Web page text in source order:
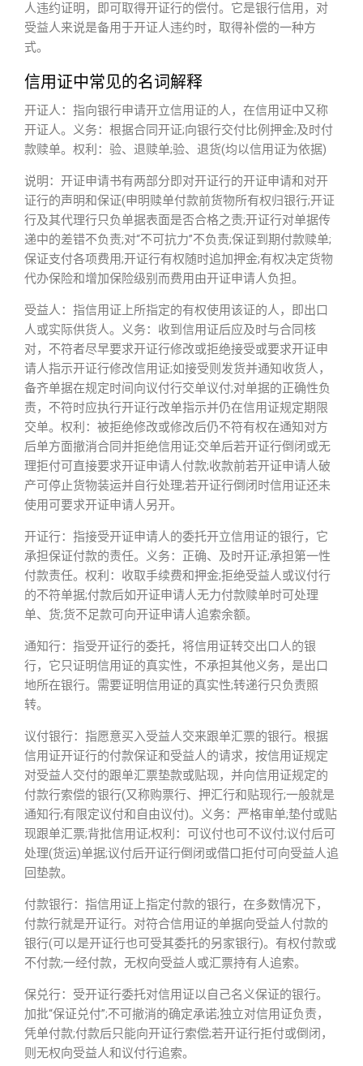
人违约证明，即可取得开证行的偿付。它是银行信用，对
受益人来说是备用于开证人违约时，取得补偿的一种方
式。
信用证中常见的名词解释
开证人：指向银行申请开立信用证的人，在信用证中又称
开证人。义务：根据合同开证;向银行交付比例押金;及时付
款赎单。权利：验、退赎单;验、退货(均以信用证为依据)
说明：开证申请书有两部分即对开证行的开证申请和对开
证行的声明和保证(申明赎单付款前货物所有权归银行;开证
行及其代理行只负单据表面是否合格之责;开证行对单据传
递中的差错不负责;对“不可抗力”不负责;保证到期付款赎单;
保证支付各项费用;开证行有权随时追加押金;有权决定货物
代办保险和增加保险级别而费用由开证申请人负担。
受益人：指信用证上所指定的有权使用该证的人，即出口
人或实际供货人。义务：收到信用证后应及时与合同核
对，不符者尽早要求开证行修改或拒绝接受或要求开证申
请人指示开证行修改信用证;如接受则发货并通知收货人，
备齐单据在规定时间向议付行交单议付;对单据的正确性负
责，不符时应执行开证行改单指示并仍在信用证规定期限
交单。权利：被拒绝修改或修改后仍不符有权在通知对方
后单方面撤消合同并拒绝信用证;交单后若开证行倒闭或无
理拒付可直接要求开证申请人付款;收款前若开证申请人破
产可停止货物装运并自行处理;若开证行倒闭时信用证还未
使用可要求开证申请人另开。
开证行：指接受开证申请人的委托开立信用证的银行，它
承担保证付款的责任。义务：正确、及时开证;承担第一性
付款责任。权利：收取手续费和押金;拒绝受益人或议付行
的不符单据;付款后如开证申请人无力付款赎单时可处理
单、货;货不足款可向开证申请人追索余额。
通知行：指受开证行的委托，将信用证转交出口人的银
行，它只证明信用证的真实性，不承担其他义务，是出口
地所在银行。需要证明信用证的真实性;转递行只负责照
转。
议付银行：指愿意买入受益人交来跟单汇票的银行。根据
信用证开证行的付款保证和受益人的请求，按信用证规定
对受益人交付的跟单汇票垫款或贴现，并向信用证规定的
付款行索偿的银行(又称购票行、押汇行和贴现行;一般就是
通知行;有限定议付和自由议付)。义务：严格审单;垫付或贴
现跟单汇票;背批信用证;权利：可议付也可不议付;议付后可
处理(货运)单据;议付后开证行倒闭或借口拒付可向受益人追
回垫款。
付款银行：指信用证上指定付款的银行，在多数情况下，
付款行就是开证行。对符合信用证的单据向受益人付款的
银行(可以是开证行也可受其委托的另家银行)。有权付款或
不付款;一经付款，无权向受益人或汇票持有人追索。
保兑行：受开证行委托对信用证以自己名义保证的银行。
加批“保证兑付”;不可撤消的确定承诺;独立对信用证负责，
凭单付款;付款后只能向开证行索偿;若开证行拒付或倒闭，
则无权向受益人和议付行追索。